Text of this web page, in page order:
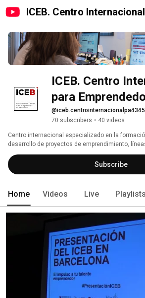
ICEB. Centro
ICEB. Centro
para
Barcelona
@iceb.centrointernacionalpa4345
70 subscribers • 40 videos
Centro internacional especializado en la
desarrollo de proyectos de emprendimiento,
consultoría en este ámbito. Sus programas de
mayoría impartidos online y en colaboración con
universidades, están destinados a preparar a
Subscribe
Home Videos Live Playlists